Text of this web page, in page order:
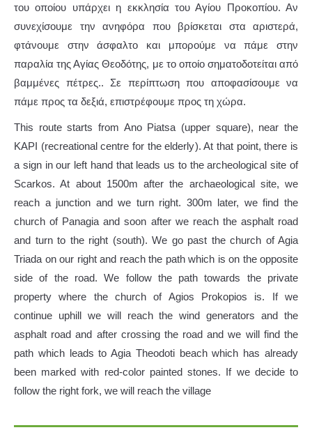
του οποίου υπάρχει η εκκλησία του Αγίου Προκοπίου. Αν
συνεχίσουμε την ανηφόρα που βρίσκεται στα αριστερά,
φτάνουμε στην άσφαλτο και μπορούμε να πάμε στην
παραλία της Αγίας Θεοδότης, με το οποίο σηματοδοτείται από
βαμμένες πέτρες.. Σε περίπτωση που αποφασίσουμε να
πάμε προς τα δεξιά, επιστρέφουμε προς τη χώρα.
This route starts from Ano Piatsa (upper square), near the
KAPI (recreational centre for the elderly). At that point, there is
a sign in our left hand that leads us to the archeological site of
Scarkos. At about 1500m after the archaeological site, we
reach a junction and we turn right. 300m later, we find the
church of Panagia and soon after we reach the asphalt road
and turn to the right (south). We go past the church of Agia
Triada on our right and reach the path which is on the opposite
side of the road. We follow the path towards the private
property where the church of Agios Prokopios is. If we
continue uphill we will reach the wind generators and the
asphalt road and after crossing the road and we will find the
path which leads to Agia Theodoti beach which has already
been marked with red-color painted stones. If we decide to
follow the right fork, we will reach the village